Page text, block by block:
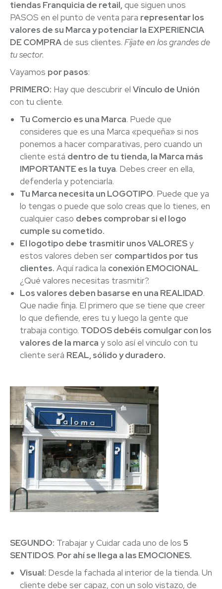
tiendas Franquicia de retail,que siguen unos
PASOS en el punto de venta para representar los
valores de su Marca y potenciar la EXPERIENCIA
DE COMPRAde sus clientes. Fíjate en los grandes de
tu sector.
Vayamos por pasos:
PRIMERO: Hay que descubrir el Vínculo de Unión
con tu cliente.
Tu Comercio es una Marca. Puede que
consideres que es una Marca «pequeña» si nos
ponemos a hacer comparativas, pero cuando un
cliente está dentro de tu tienda, la Marca más
IMPORTANTE es la tuya. Debes creer en ella,
defenderla y potenciarla.
Tu Marca necesita un LOGOTIPO. Puede que ya
lo tengas o puede que solo creas que lo tienes, en
cualquier caso debes comprobar si el logo
cumple su cometido.
El logotipo debe trasmitir unos VALORESy
estos valores deben ser compartidos por tus
clientes. Aquí radica la conexión EMOCIONAL.
¿Qué valores necesitas trasmitir?.
Los valores deben basarse en una REALIDAD.
Que nadie finja. El primero que se tiene que creer
lo que defiende, eres tu y luego la gente que
trabaja contigo. TODOS debéis comulgar con los
valores de la marca y solo así el vinculo con tu
cliente será REAL, sólido y duradero.
SEGUNDO: Trabajar y Cuidar cada uno de los 5
SENTIDOS. Por ahí se llega a las EMOCIONES.
Visual: Desde la fachada al interior de la tienda. Un
cliente debe ser capaz, con un solo vistazo, de